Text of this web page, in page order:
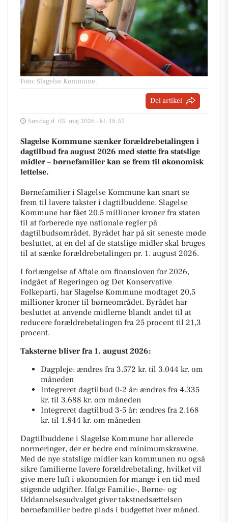
Foto: Slagelse Kommune.
Del artikel
Søndag d. 03. maj 2026 - kl. 18:55
Slagelse Kommune sænker forældrebetalingen i
dagtilbud fra august 2026 med støtte fra statslige
midler – børnefamilier kan se frem til økonomisk
lettelse.
Børnefamilier i Slagelse Kommune kan snart se
frem til lavere takster i dagtilbuddene. Slagelse
Kommune har fået 20,5 millioner kroner fra staten
til at forberede nye nationale regler på
dagtilbudsområdet. Byrådet har på sit seneste møde
besluttet, at en del af de statslige midler skal bruges
til at sænke forældrebetalingen pr. 1. august 2026.
I forlængelse af Aftale om finansloven for 2026,
indgået af Regeringen og Det Konservative
Folkeparti, har Slagelse Kommune modtaget 20,5
millioner kroner til børneområdet. Byrådet har
besluttet at anvende midlerne blandt andet til at
reducere forældrebetalingen fra 25 procent til 21,3
procent.
Taksterne bliver fra 1. august 2026:
Dagpleje: ændres fra 3.572 kr. til 3.044 kr. om
måneden
Integreret dagtilbud 0-2 år: ændres fra 4.335
kr. til 3.688 kr. om måneden
Integreret dagtilbud 3-5 år: ændres fra 2.168
kr. til 1.844 kr. om måneden
Dagtilbuddene i Slagelse Kommune har allerede
normeringer, der er bedre end minimumskravene.
Med de nye statslige midler kan kommunen nu også
sikre familierne lavere forældrebetaling, hvilket vil
give mere luft i økonomien for mange i en tid med
stigende udgifter. Ifølge Familie-, Børne- og
Uddannelsesudvalget giver takstnedsættelsen
børnefamilier bedre plads i budgettet hver måned.